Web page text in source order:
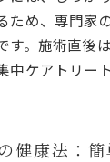
ため、専門家
す。施術直後
中ケアトリー
健康法：